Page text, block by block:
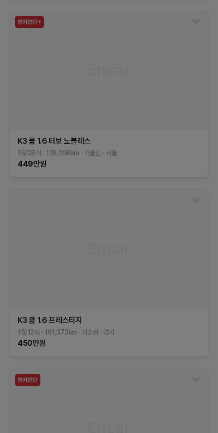
K3 쿱 1.6 터보 노블레스
15/08식 128,098km 가솔린 서울
449만원
K3 쿱 1.6 프레스티지
15/12식 161,373km 가솔린 경기
450만원